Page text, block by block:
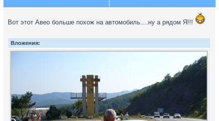
Вот этот Авео больше похож на автомобиль....ну а рядом Я!!!
Вложения: